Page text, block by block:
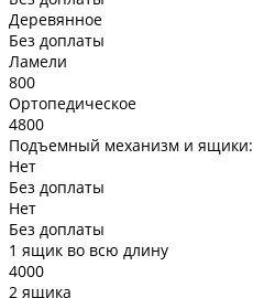
Деревянное
Без доплаты
Ламели
800
Ортопедическое
4800
Подъемный механизм и ящики:
Нет
Без доплаты
Нет
Без доплаты
1 ящик во всю длину
4000
2 ящика